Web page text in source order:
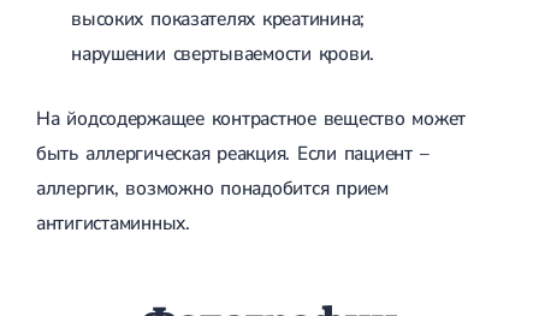
высоких показателях креатинина;
нарушении свертываемости крови.
На йодсодержащее контрастное вещество может
быть аллергическая реакция. Если пациент –
аллергик, возможно понадобится прием
антигистаминных.